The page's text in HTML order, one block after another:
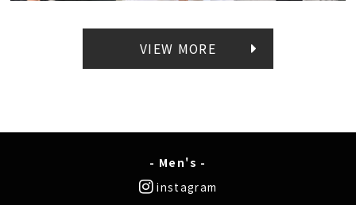
VIEW MORE
- Men's -
instagram